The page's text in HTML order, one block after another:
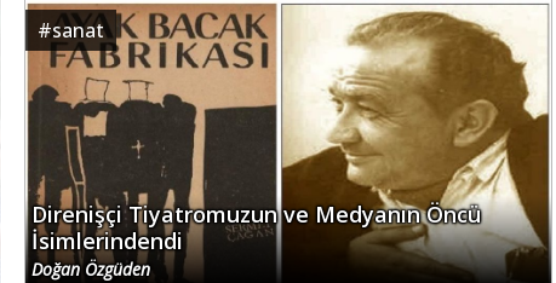
#sanat
Direnişçi Tiyatromuzun ve Medyanın Öncü
İsimlerindendi
Doğan Özgüden